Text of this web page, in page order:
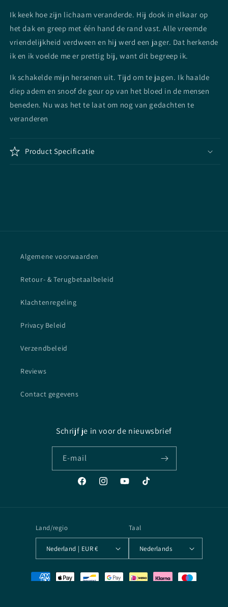
Ik keek hoe zijn lichaam veranderde. Hij dook in elkaar op
het dak en greep met één hand de rand vast. Alle vreemde
vriendelijkheid verdween en hij werd een jager. Dat herkende
ik en ik voelde me er prettig bij, want dit begreep ik.
Ik schakelde mijn hersenen uit. Tijd om te jagen. Ik haalde
diep adem en snoof de geur op van het bloed in de mensen
beneden. Nu was het te laat om nog van gedachten te
veranderen
Product Specificatie
Algemene voorwaarden
Retour- & Terugbetaalbeleid
Klachtenregeling
Privacy Beleid
Verzendbeleid
Reviews
Contact gegevens
Schrijf je in voor de nieuwsbrief
E‑mail
FacebookInstagramYouTubeTikTok
Land/regio
Nederland | EUR €
Taal
Nederlands
Betaalmethoden